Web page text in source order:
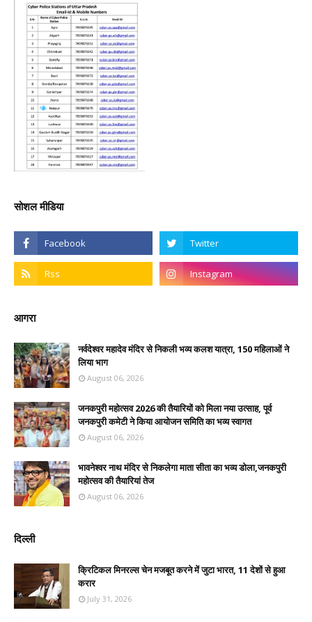
सोशल मीडिया
आगरा
नर्वदेश्वर महादेव मंदिर से निकली भव्य कलश यात्रा, 150 महिलाओं ने
लिया भाग
August 06, 2026
जनकपुरी महोत्सव 2026 की तैयारियों को मिला नया उत्साह, पूर्व
जनकपुरी कमेटी ने किया आयोजन समिति का भव्य स्वागत
August 06, 2026
भावनेश्वर नाथ मंदिर से निकलेगा माता सीता का भव्य डोला,जनकपुरी
महोत्सव की तैयारियां तेज
August 06, 2026
दिल्ली
क्रिटिकल मिनरल्स चेन मजबूत करने में जुटा भारत, 11 देशों से हुआ
करार
July 31, 2026